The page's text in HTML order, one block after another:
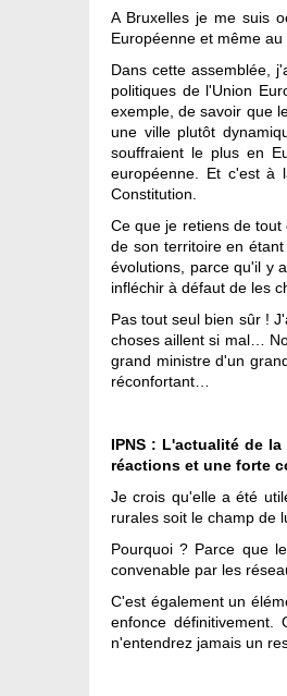
A Bruxelles je me suis
Européenne et même au
Dans cette assemblée,
politiques de l'Union
exemple, de savoir que
une ville plutôt
souffraient le plus en
européenne. Et c'est à
Constitution.
Ce que je retiens de
de son territoire en
évolutions, parce qu'il y
infléchir à défaut de les
Pas tout seul bien sûr !
choses aillent si mal…
grand ministre d'un
réconfortant…
IPNS : L'actualité de
réactions et une forte
Je crois qu'elle a été
rurales soit le champ de
Pourquoi ? Parce que
convenable par les
C'est également un
enfonce
n'entendrez jamais un